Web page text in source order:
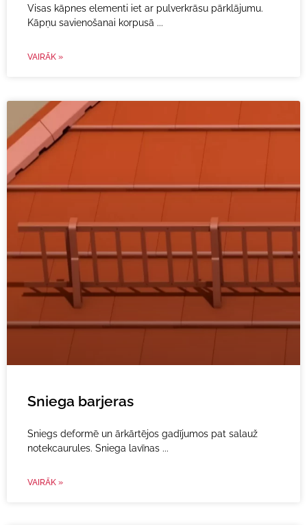
Visas kāpnes elementi iet ar pulverkrāsu pārklājumu.
Kāpņu savienošanai korpusā
VAIRĀK »
Sniega barjeras
Sniegs deformē un ārkārtējos gadījumos pat salauž
notekcaurules. Sniega lavīnas
VAIRĀK »